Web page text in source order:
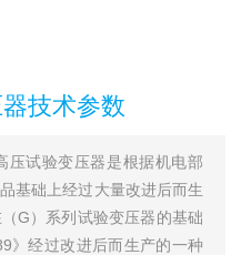
技术参数
压试验变压器是根据机电部
基础上经过大量改进后而生
G）系列试验变压器的基础
》经过改进后而生产的一种